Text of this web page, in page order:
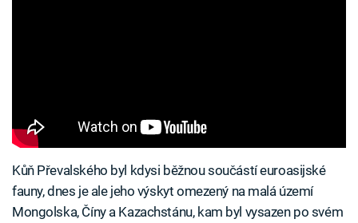
Kůň Převalského byl kdysi běžnou součástí euroasijské
fauny, dnes je ale jeho výskyt omezený na malá území
Mongolska, Číny a Kazachstánu, kam byl vysazen po svém